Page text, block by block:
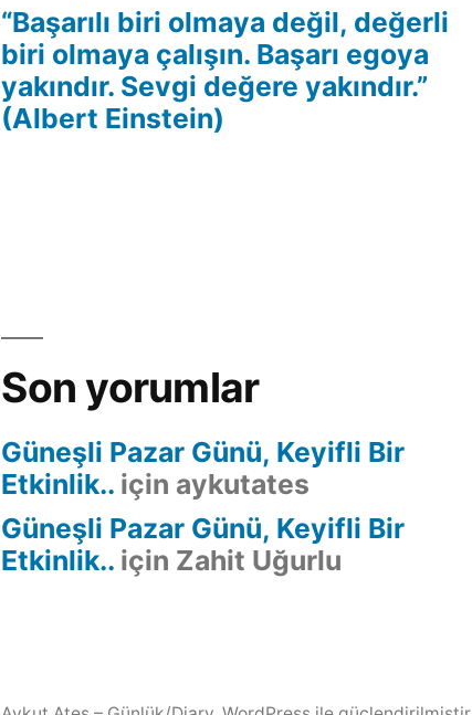
“Başarılı biri olmaya değil, değerli
biri olmaya çalışın. Başarı egoya
yakındır. Sevgi değere yakındır.”
(Albert Einstein)
Son yorumlar
Güneşli Pazar Günü, Keyifli Bir
Etkinlik.. için aykutates
Güneşli Pazar Günü, Keyifli Bir
Etkinlik.. için Zahit Uğurlu